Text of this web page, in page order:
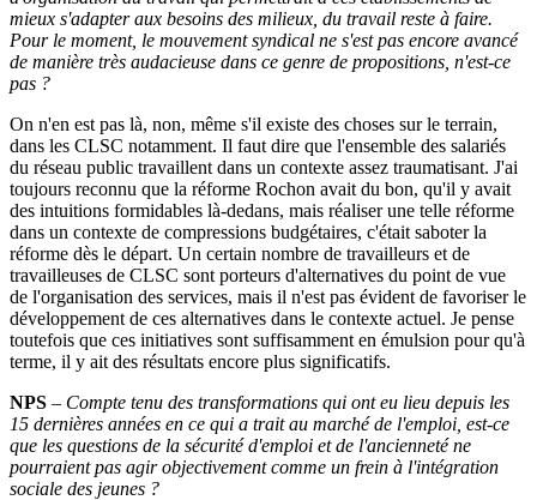
mieux s'adapter aux besoins des milieux, du travail reste à faire.
Pour le moment, le mouvement syndical ne s'est pas encore avancé
de manière très audacieuse dans ce genre de propositions, n'est-ce
pas ?
On n'en est pas là, non, même s'il existe des choses sur le terrain,
dans les CLSC notamment. Il faut dire que l'ensemble des salariés
du réseau public travaillent dans un contexte assez traumatisant. J'ai
toujours reconnu que la réforme Rochon avait du bon, qu'il y avait
des intuitions formidables là-dedans, mais réaliser une telle réforme
dans un contexte de compressions budgétaires, c'était saboter la
réforme dès le départ. Un certain nombre de travailleurs et de
travailleuses de CLSC sont porteurs d'alternatives du point de vue
de l'organisation des services, mais il n'est pas évident de favoriser le
développement de ces alternatives dans le contexte actuel. Je pense
toutefois que ces initiatives sont suffisamment en émulsion pour qu'à
terme, il y ait des résultats encore plus significatifs.
NPS – Compte tenu des transformations qui ont eu lieu depuis les
15 dernières années en ce qui a trait au marché de l'emploi, est-ce
que les questions de la sécurité d'emploi et de l'ancienneté ne
pourraient pas agir objectivement comme un frein à l'intégration
sociale des jeunes ?